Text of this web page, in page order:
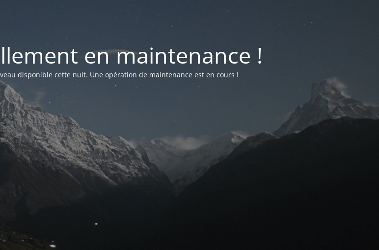
en maintenance !
disponible cette nuit. Une opération de maintenance est en cours !